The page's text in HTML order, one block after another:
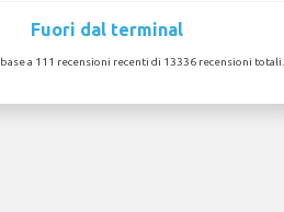
Fuori dal terminal
a 111 recensioni recenti di 13336 recensioni totali.